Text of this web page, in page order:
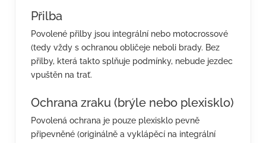
Přilba
Povolené přilby jsou integrální nebo motocrossové
(tedy vždy s ochranou obličeje neboli brady. Bez
přilby, která takto splňuje podmínky, nebude jezdec
vpuštěn na trať.
Ochrana zraku (brýle nebo plexisklo)
Povolená ochrana je pouze plexisklo pevně
připevněné (originálně a vyklápěcí na integrální